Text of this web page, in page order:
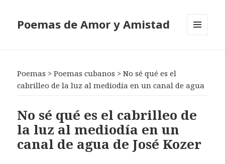
Poemas de Amor y Amistad
Poemas >Poemas cubanos >No sé qué es el
cabrilleo de la luz al mediodía en un canal de agua
No sé qué es el cabrilleo de
la luz al mediodía en un
canal de agua de José Kozer